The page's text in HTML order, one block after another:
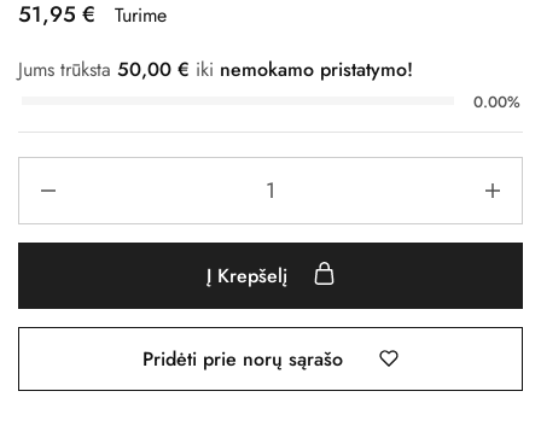
51,95 €
Turime
Jums trūksta 50,00 € iki nemokamo pristatymo!
0.00%
Į Krepšelį
Pridėti prie norų sąrašo